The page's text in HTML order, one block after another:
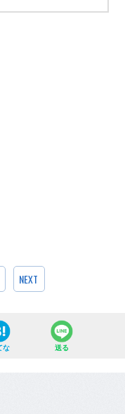
NEXT
な 送る